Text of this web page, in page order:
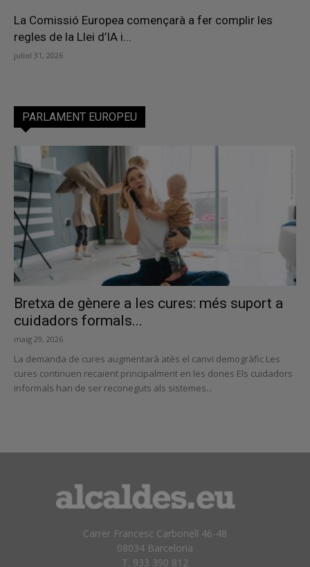
La Comissió Europea començarà a fer complir les
regles de la Llei d’IA i...
juliol 31, 2026
PARLAMENT EUROPEU
Bretxa de gènere a les cures: més suport a
cuidadors formals...
maig 29, 2026
La demanda de cures augmentarà atès el canvi demogràfic Les
cures continuen recaient principalment en les dones Els cuidadors
informals han de ser reconeguts als sistemes...
Carrer Francesc Carbonell 46-48
08034 Barcelona
T. 933 390 812